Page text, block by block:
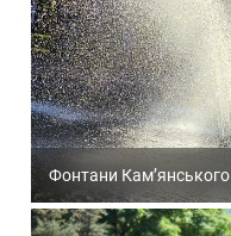
Фонтани Кам’янського